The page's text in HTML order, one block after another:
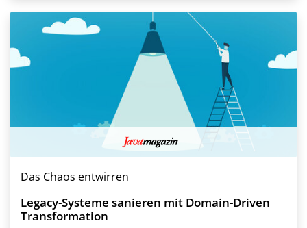
Das Chaos entwirren
Legacy-Systeme sanieren mit Domain-Driven
Transformation